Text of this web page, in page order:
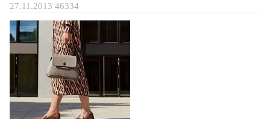
27.11.2013 46334